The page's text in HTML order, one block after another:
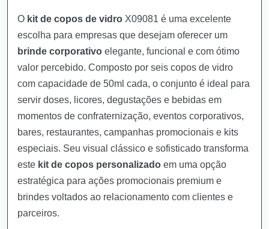
O kit de copos de vidro X09081 é uma excelente
escolha para empresas que desejam oferecer um
brinde corporativo elegante, funcional e com ótimo
valor percebido. Composto por seis copos de vidro
com capacidade de 50ml cada, o conjunto é ideal para
servir doses, licores, degustações e bebidas em
momentos de confraternização, eventos corporativos,
bares, restaurantes, campanhas promocionais e kits
especiais. Seu visual clássico e sofisticado transforma
este kit de copos personalizado em uma opção
estratégica para ações promocionais premium e
brindes voltados ao relacionamento com clientes e
parceiros.